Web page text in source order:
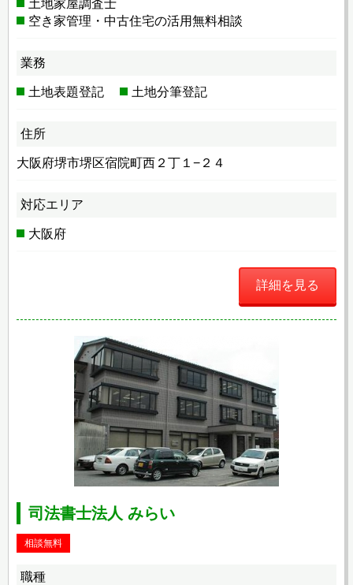
土地家屋調査士
空き家管理・中古住宅の活用無料相談
業務
土地表題登記 土地分筆登記
住所
大阪府堺市堺区宿院町西２丁１−２４
対応エリア
大阪府
詳細を見る
司法書士法人 みらい
相談無料
職種